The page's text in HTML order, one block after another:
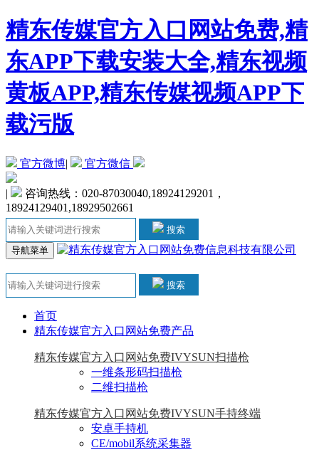
精东传媒官方入口网站免费,精
东APP下载安装大全,精东视频
黄板APP,精东传媒视频APP下
载污版
官方微博| 官方微信
|
咨询热线：020-87030040,18924129201，
18924129401,18929502661
搜索
导航菜单
搜索
首页
精东传媒官方入口网站免费产品
精东传媒官方入口网站免费IVYSUN扫描枪
一维条形码扫描枪
二维扫描枪
精东传媒官方入口网站免费IVYSUN手持终端
安卓手持机
CE/mobil系统采集器